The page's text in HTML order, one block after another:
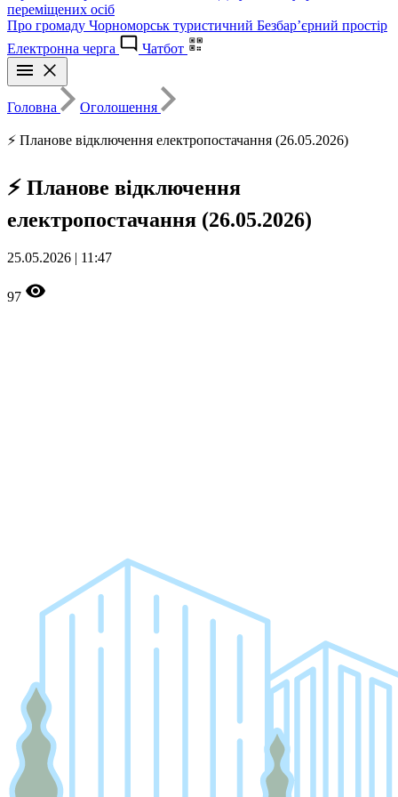
переміщених осіб
Про громаду Чорноморськ туристичний Безбар’єрний простір
Електронна черга
Чатбот
Головна Оголошення
⚡ Планове відключення електропостачання (26.05.2026)
⚡ Планове відключення
електропостачання (26.05.2026)
25.05.2026 | 11:47
97